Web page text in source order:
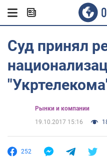
Суд принял
Рынки и компании
19.10.2017 15:16
252